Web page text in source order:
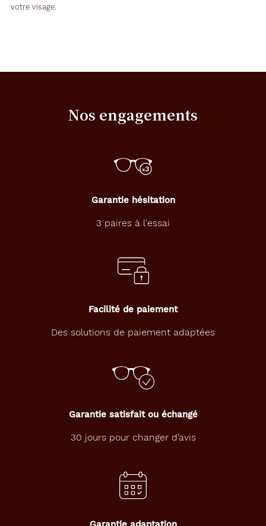
votre visage.
Nos engagements
Garantie hésitation
3 paires à l'essai
Facilité de paiement
Des solutions de paiement adaptées
Garantie satisfait ou échangé
30 jours pour changer d’avis